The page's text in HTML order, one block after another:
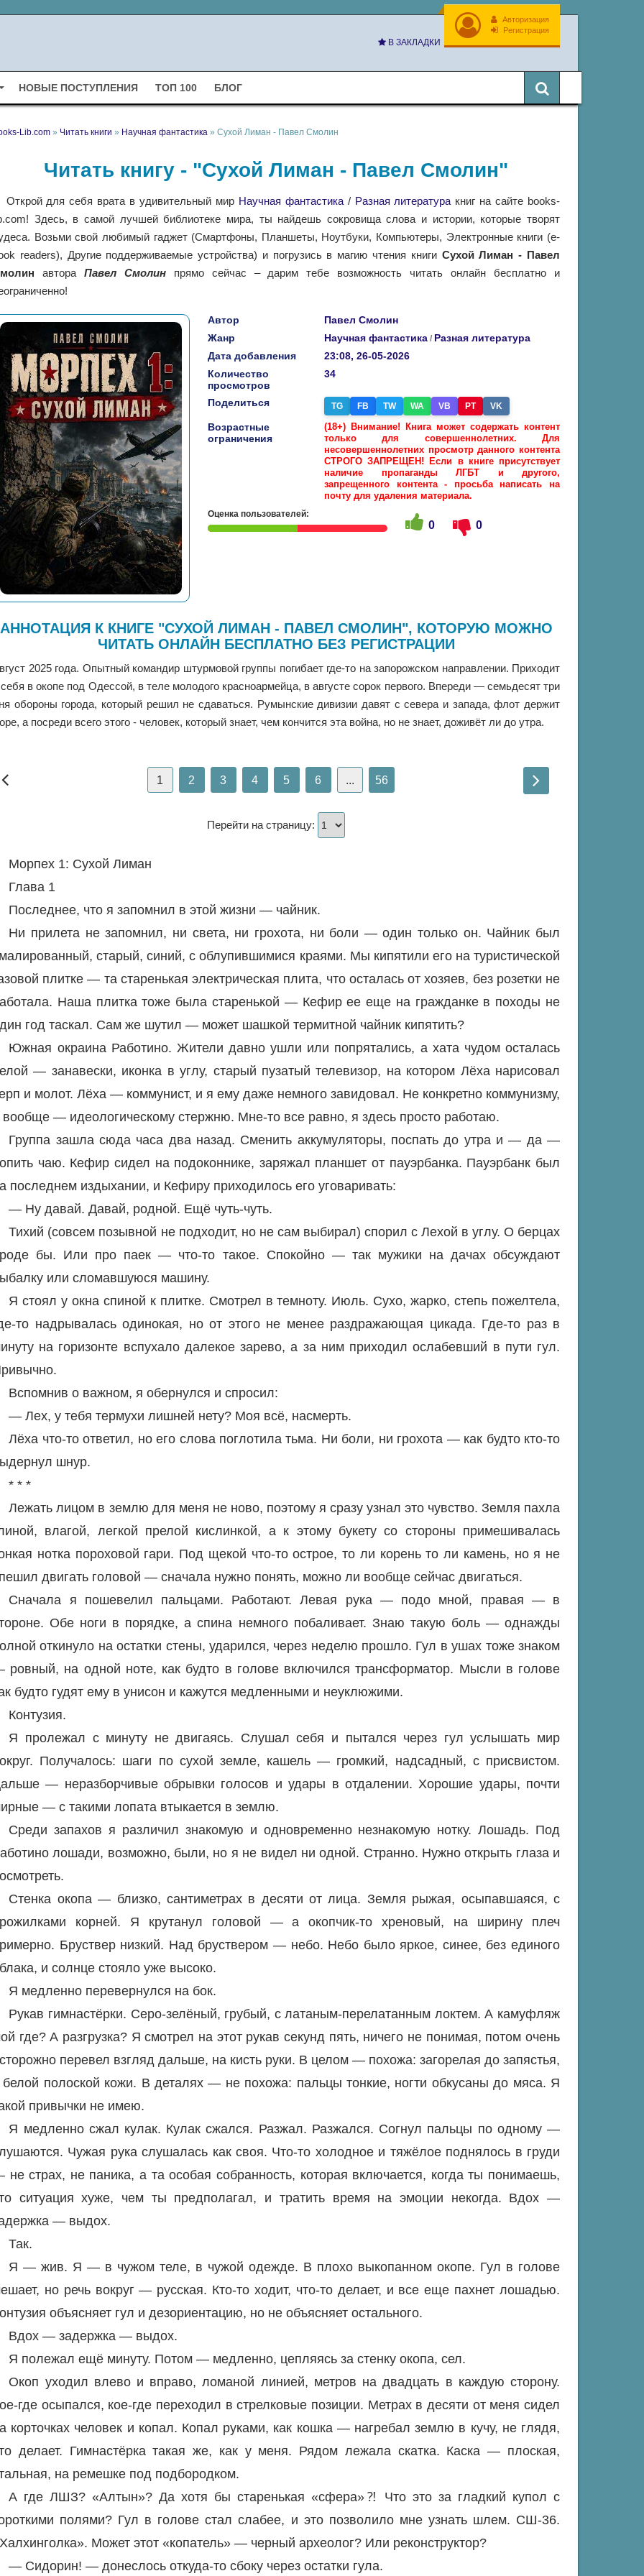
Авторизация
Регистрация
В ЗАКЛАДКИ
НОВЫЕ ПОСТУПЛЕНИЯ ТОП 100 БЛОГ
Lib.com » Читать книги » Научная фантастика » Сухой Лиман - Павел Смолин
Читать книгу - "Сухой Лиман - Павел Смолин"
Открой для себя врата в удивительный мир Научная фантастика/ Разная литература книг на сайте books-
Здесь, в самой лучшей библиотеке мира, ты найдешь сокровища слова и истории, которые творят
Возьми свой любимый гаджет (Смартфоны, Планшеты, Ноутбуки, Компьютеры, Электронные книги (e-
readers), Другие поддерживаемые устройства) и погрузись в магию чтения книги Сухой Лиман - Павел
автора Павел Смолинпрямо сейчас – дарим тебе возможность читать онлайн бесплатно и
Автор
Павел Смолин
Жанр
Научная фантастика / Разная литература
Дата добавления
23:08, 26-05-2026
Количество
просмотров
34
Поделиться TG FB TW WA VB PT VK
Возрастные
ограничения
(18+) Внимание! Книга может содержать контент
только для совершеннолетних. Для
несовершеннолетних просмотр данного контента
СТРОГО ЗАПРЕЩЕН! Если в книге присутствует
наличие пропаганды ЛГБТ и другого,
запрещенного контента - просьба написать на
почту для удаления материала.
Оценка пользователей:
0 0
АННОТАЦИЯ К КНИГЕ "СУХОЙ ЛИМАН - ПАВЕЛ СМОЛИН", КОТОРУЮ МОЖНО
ЧИТАТЬ ОНЛАЙН БЕСПЛАТНО БЕЗ РЕГИСТРАЦИИ
2025 года. Опытный командир штурмовой группы погибает где-то на запорожском направлении. Приходит
в окопе под Одессой, в теле молодого красноармейца, в августе сорок первого. Впереди — семьдесят три
обороны города, который решил не сдаваться. Румынские дивизии давят с севера и запада, флот держит
а посреди всего этого - человек, который знает, чем кончится эта война, но не знает, доживёт ли до утра.
1 2 3 4 5 6 ... 56
Перейти на страницу:
Морпех 1: Сухой Лиман
Глава 1
Последнее, что я запомнил в этой жизни — чайник.
Ни прилета не запомнил, ни света, ни грохота, ни боли — один только он. Чайник был
старый, синий, с облупившимися краями. Мы кипятили его на туристической
плитке — та старенькая электрическая плита, что осталась от хозяев, без розетки не
Наша плитка тоже была старенькой — Кефир ее еще на гражданке в походы не
год таскал. Сам же шутил — может шашкой термитной чайник кипятить?
Южная окраина Работино. Жители давно ушли или попрятались, а хата чудом осталась
— занавески, иконка в углу, старый пузатый телевизор, на котором Лёха нарисовал
и молот. Лёха — коммунист, и я ему даже немного завидовал. Не конкретно коммунизму,
вообще — идеологическому стержню. Мне-то все равно, я здесь просто работаю.
Группа зашла сюда часа два назад. Сменить аккумуляторы, поспать до утра и — да —
чаю. Кефир сидел на подоконнике, заряжал планшет от пауэрбанка. Пауэрбанк был
последнем издыхании, и Кефиру приходилось его уговаривать:
— Ну давай. Давай, родной. Ещё чуть-чуть.
Тихий (совсем позывной не подходит, но не сам выбирал) спорил с Лехой в углу. О берцах
бы. Или про паек — что-то такое. Спокойно — так мужики на дачах обсуждают
или сломавшуюся машину.
Я стоял у окна спиной к плитке. Смотрел в темноту. Июль. Сухо, жарко, степь пожелтела,
то надрывалась одинокая, но от этого не менее раздражающая цикада. Где-то раз в
на горизонте вспухало далекое зарево, а за ним приходил ослабевший в пути гул.
Вспомнив о важном, я обернулся и спросил:
— Лех, у тебя термухи лишней нету? Моя всё, насмерть.
Лёха что-то ответил, но его слова поглотила тьма. Ни боли, ни грохота — как будто кто-то
шнур.
* * *
Лежать лицом в землю для меня не ново, поэтому я сразу узнал это чувство. Земля пахла
влагой, легкой прелой кислинкой, а к этому букету со стороны примешивалась
нотка пороховой гари. Под щекой что-то острое, то ли корень то ли камень, но я не
двигать головой — сначала нужно понять, можно ли вообще сейчас двигаться.
Сначала я пошевелил пальцами. Работают. Левая рука — подо мной, правая — в
Обе ноги в порядке, а спина немного побаливает. Знаю такую боль — однажды
откинуло на остатки стены, ударился, через неделю прошло. Гул в ушах тоже знаком
ровный, на одной ноте, как будто в голове включился трансформатор. Мысли в голове
будто гудят ему в унисон и кажутся медленными и неуклюжими.
Контузия.
Я пролежал с минуту не двигаясь. Слушал себя и пытался через гул услышать мир
Получалось: шаги по сухой земле, кашель — громкий, надсадный, с присвистом.
— неразборчивые обрывки голосов и удары в отдалении. Хорошие удары, почти
— с такими лопата втыкается в землю.
Среди запахов я различил знакомую и одновременно незнакомую нотку. Лошадь. Под
лошади, возможно, были, но я не видел ни одной. Странно. Нужно открыть глаза и
Стенка окопа — близко, сантиметрах в десяти от лица. Земля рыжая, осыпавшаяся, с
корней. Я крутанул головой — а окопчик-то хреновый, на ширину плеч
Бруствер низкий. Над бруствером — небо. Небо было яркое, синее, без единого
и солнце стояло уже высоко.
Я медленно перевернулся на бок.
Рукав гимнастёрки. Серо-зелёный, грубый, с латаным-перелатанным локтем. А камуфляж
где? А разгрузка? Я смотрел на этот рукав секунд пять, ничего не понимая, потом очень
перевел взгляд дальше, на кисть руки. В целом — похожа: загорелая до запястья,
белой полоской кожи. В деталях — не похожа: пальцы тонкие, ногти обкусаны до мяса. Я
привычки не имею.
Я медленно сжал кулак. Кулак сжался. Разжал. Разжался. Согнул пальцы по одному —
Чужая рука слушалась как своя. Что-то холодное и тяжёлое поднялось в груди
не страх, не паника, а та особая собранность, которая включается, когда ты понимаешь,
ситуация хуже, чем ты предполагал, и тратить время на эмоции некогда. Вдох —
— выдох.
Так.
Я — жив. Я — в чужом теле, в чужой одежде. В плохо выкопанном окопе. Гул в голове
но речь вокруг — русская. Кто-то ходит, что-то делает, и все еще пахнет лошадью.
объясняет гул и дезориентацию, но не объясняет остального.
Вдох — задержка — выдох.
Я полежал ещё минуту. Потом — медленно, цепляясь за стенку окопа, сел.
Окоп уходил влево и вправо, ломаной линией, метров на двадцать в каждую сторону.
где осыпался, кое-где переходил в стрелковые позиции. Метрах в десяти от меня сидел
корточках человек и копал. Копал руками, как кошка — нагребал землю в кучу, не глядя,
делает. Гимнастёрка такая же, как у меня. Рядом лежала скатка. Каска — плоская,
на ремешке под подбородком.
А где ЛШЗ? «Алтын»? Да хотя бы старенькая «сфера»⁈ Что это за гладкий купол с
полями? Гул в голове стал слабее, и это позволило мне узнать шлем. СШ-36.
Может этот «копатель» — черный археолог? Или реконструктор?
— Сидорин! — донеслось откуда-то сбоку через остатки гула.